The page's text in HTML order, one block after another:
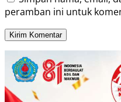
peramban ini untuk